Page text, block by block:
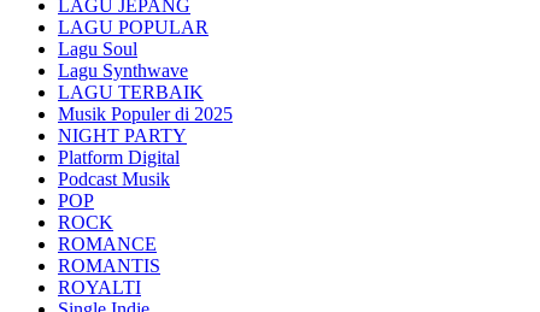
LAGU JEPANG
LAGU POPULAR
Lagu Soul
Lagu Synthwave
LAGU TERBAIK
Musik Populer di 2025
NIGHT PARTY
Platform Digital
Podcast Musik
POP
ROCK
ROMANCE
ROMANTIS
ROYALTI